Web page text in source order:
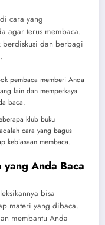
cara yang
agar terus membaca.
berdiskusi dan berbagi
pembaca memberi Anda
lain dan memperkaya
baca.
klub buku
cara yang bagus
kebiasaan membaca.
Anda Baca
bisa
materi yang dibaca.
membantu Anda